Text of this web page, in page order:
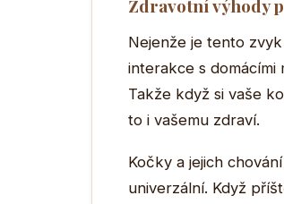
Zdravotní výhody
Nejenže je tento
interakce s domácími
Takže když si vaše
to i vašemu zdraví.
Kočky a jejich
univerzální. Když